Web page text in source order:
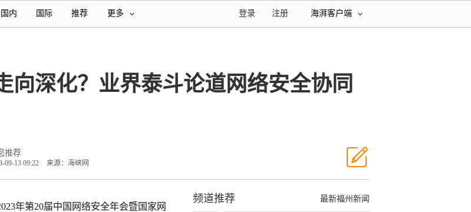
国内 国际 推荐 更多 海湃客户端
注册
登录
向深化？业界泰斗论道网络安全协同
推荐
09-13 09:22 来源：海峡网
年第20届中国网络安全年会暨国家网
最新福州新闻
频道推荐